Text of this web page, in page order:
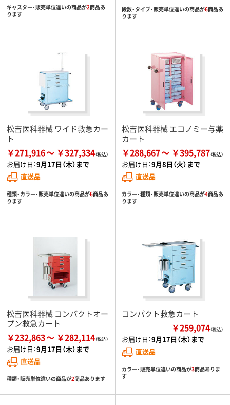
キャスター・販売単位違いの商品が2商品あ
ります
段数・タイプ・販売単位違いの商品が6商品あ
ります
松吉医科器械 ワイド救急カー
ト
￥271,916 ￥327,334
お届け日：9月17日（木）まで
直送品
種類・カラー・販売単位違いの商品が6商品あ
ります
松吉医科器械 エコノミー与薬
カート
￥288,667 ￥395,787
お届け日：9月8日（火）まで
直送品
カラー・種類・販売単位違いの商品が4商品あ
ります
松吉医科器械 コンパクトオー
プン救急カート
￥232,863 ￥282,114
お届け日：9月17日（木）まで
直送品
種類・販売単位違いの商品が2商品あります
コンパクト救急カート
￥259,074（税込）
お届け日：9月17日（木）まで
直送品
カラー・販売単位違いの商品が3商品ありま
す